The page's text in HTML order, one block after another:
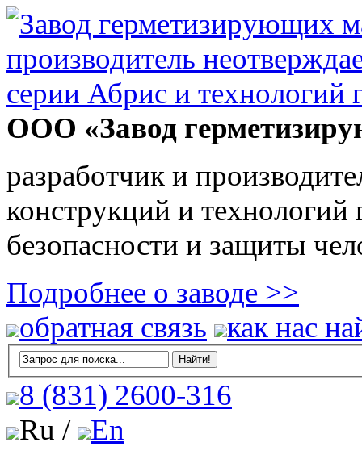
ООО «Завод
разработчик и
конструкций и
безопасности и защиты
Подробнее о заводе >>
обратная связь
как нас
8 (831) 2600-316
Ru /
En